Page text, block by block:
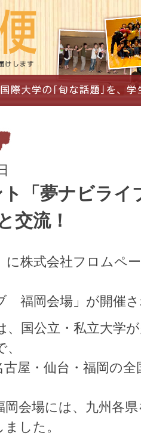
「夢ナビライ
交流！
に株式会社フロムペ
福岡会場」が開催
、国公立・私立大学
古屋・仙台・福岡の
岡会場には、九州各
した。